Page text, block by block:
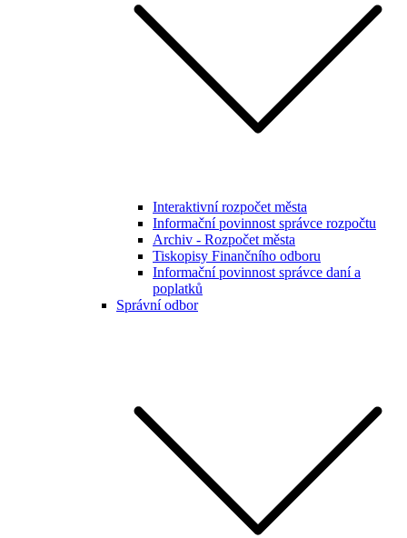
Interaktivní rozpočet města
Informační povinnost správce rozpočtu
Archiv - Rozpočet města
Tiskopisy Finančního odboru
Informační povinnost správce daní a
poplatků
Správní odbor